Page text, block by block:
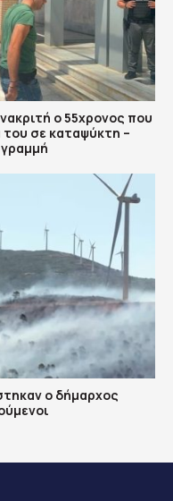
ο 55χρονος που
σε καταψύκτη –
ο δήμαρχος